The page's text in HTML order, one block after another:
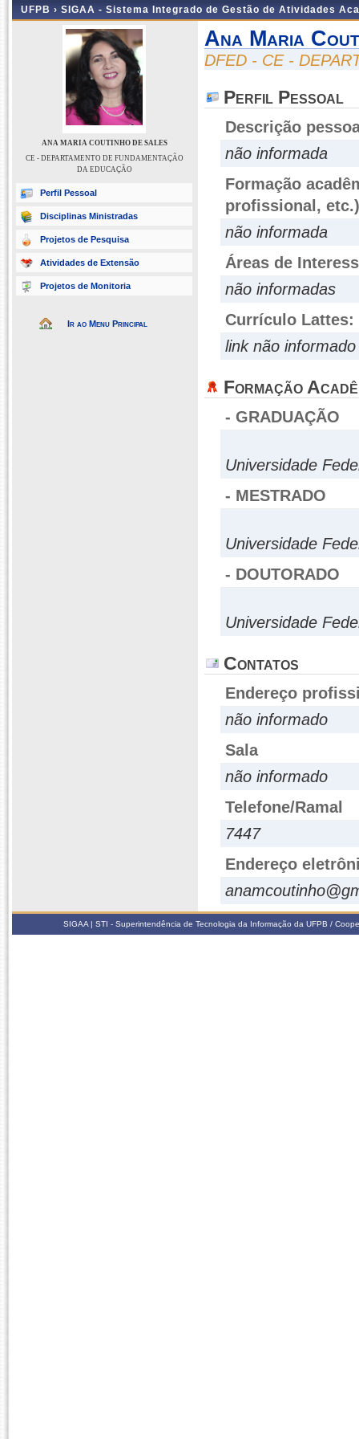
UFPB › SIGAA - Sistema Integrado de Gestão de Atividades
ANA MARIA COUTINHO DE SALES
CE - DEPARTAMENTO DE FUNDAMENTAÇÃO
DA EDUCAÇÃO
Perfil Pessoal
Disciplinas Ministradas
Projetos de Pesquisa
Atividades de Extensão
Projetos de Monitoria
Ir ao Menu Principal
Ana Maria
DFED - CE -
Perfil Pessoal
Descrição
não informada
Formação
profissional, etc.)
não informada
Áreas de
não informadas
Currículo Lattes:
link não informado
Formação
- GRADUAÇÃO
Universidade
- MESTRADO
Universidade
- DOUTORADO
Universidade
Contatos
Endereço
não informado
Sala
não informado
Telefone/Ramal
7447
Endereço
SIGAA | STI - Superintendência de Tecnologia da Informação da UFPB /